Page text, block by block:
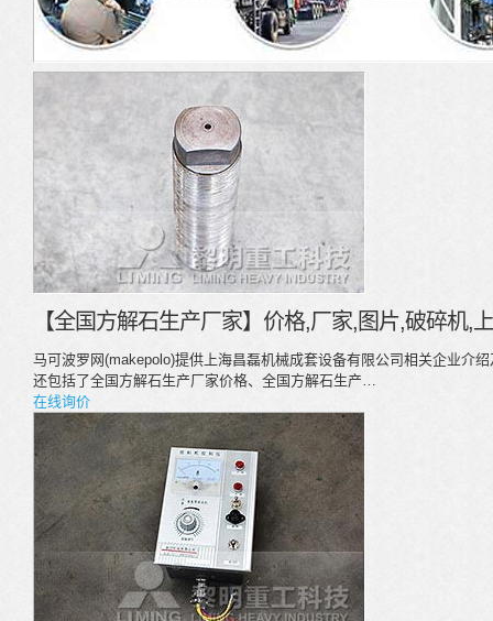
【全国方解石生产厂家】价格,厂家,图片,破碎机,
马可波罗网(makepolo)提供上海昌磊机械成套设备有限公司相关企业介
还包括了全国方解石生产厂家价格、全国方解石生产…
在线询价